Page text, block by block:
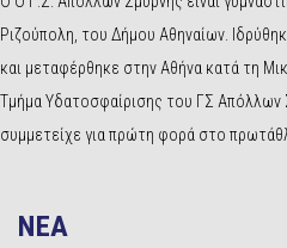
Ριζούπολη, του Δήμου Αθηναίων.
και μεταφέρθηκε στην Αθήνα κατά τη
Τμήμα Υδατοσφαίρισης του ΓΣ Απόλλων
συμμετείχε για πρώτη φορά στο
NEA